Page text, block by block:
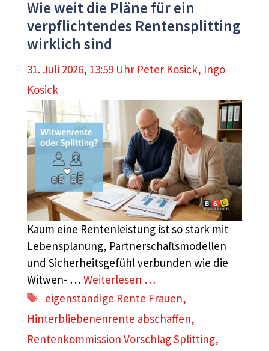
Wie weit die Pläne für ein
verpflichtendes Rentensplitting
wirklich sind
31. Juli 2026, 13:59 Uhr Peter Kosick, Ingo
Kosick
Kaum eine Rentenleistung ist so stark mit
Lebensplanung, Partnerschaftsmodellen
und Sicherheitsgefühl verbunden wie die
Witwen- … Weiterlesen …
Schlagwörter
eigenständige Rente Frauen,
Hinterbliebenenrente abschaffen,
Rentenkommission Vorschlag Splitting,